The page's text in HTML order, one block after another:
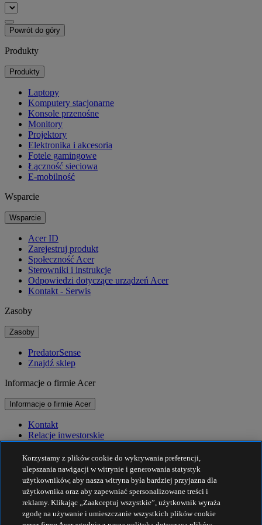
Powrót do góry
Produkty
Produkty
Laptopy
Komputery stacjonarne
Konsole przenośne
Monitory
Projektory
Elektronika i akcesoria
Fotele gamingowe
Łączność sieciowa
E-mobilność
Wsparcie
Wsparcie
Acer ID
Zarejestruj produkt
Społeczność Acer
Sterowniki i instrukcje
Odpowiedzi dotyczące urządzeń Acer
Kontakt - Serwis
Zasoby
Zasoby
PredatorSense
Znajdź sklep
Informacje o firmie Acer
Informacje o firmie Acer
Kontakt
Relacje inwestorskie
Nagrody
Wydarzenia
Zrównoważony rozwój
Zrównoważony rozwój
Korzystamy z plików cookie do wykrywania preferencji,
ulepszania nawigacji w witrynie i generowania statystyk
użytkowników, aby nasza witryna była bardziej przyjazna dla
użytkownika oraz aby zapewniać spersonalizowane treści i
reklamy. Klikając „Zaakceptuj wszystkie”, użytkownik wyraża
zgodę na używanie i umieszczanie wszystkich plików cookie